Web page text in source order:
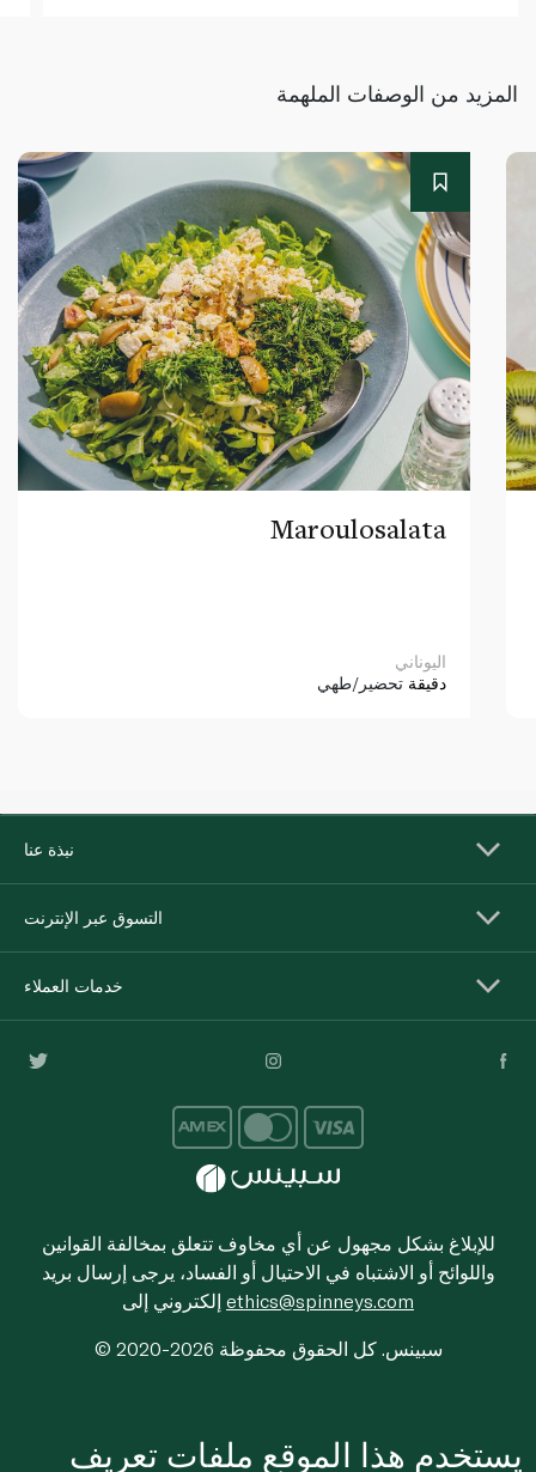
المزيد من الوصفات الملهمة
Maroulosalata
اليوناني
دقيقة تحضير/طهي
نبذة عنا
التسوق عبر الإنترنت
خدمات العملاء
للإبلاغ بشكل مجهول عن أي مخاوف تتعلق بمخالفة القوانين
واللوائح أو الاشتباه في الاحتيال أو الفساد، يرجى إرسال بريد
ethics@spinneys.com
© 2020-2026 سبينس. كل الحقوق محفوظة
يستخدم هذا الموقع ملفات تعريف